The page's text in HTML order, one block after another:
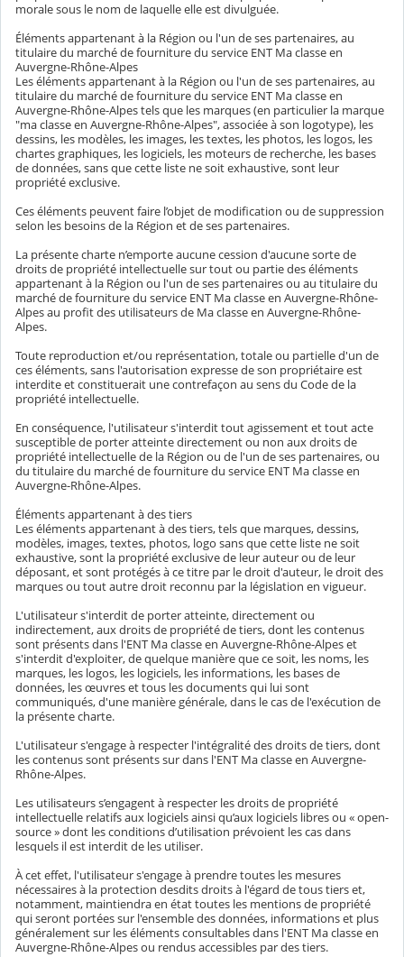
morale sous le nom de laquelle elle est divulguée.
Éléments appartenant à la Région ou l'un de ses partenaires, au
titulaire du marché de fourniture du service ENT Ma classe en
Auvergne-Rhône-Alpes
Les éléments appartenant à la Région ou l'un de ses partenaires, au
titulaire du marché de fourniture du service ENT Ma classe en
Auvergne-Rhône-Alpes tels que les marques (en particulier la marque
"ma classe en Auvergne-Rhône-Alpes", associée à son logotype), les
dessins, les modèles, les images, les textes, les photos, les logos, les
chartes graphiques, les logiciels, les moteurs de recherche, les bases
de données, sans que cette liste ne soit exhaustive, sont leur
propriété exclusive.
Ces éléments peuvent faire l’objet de modification ou de suppression
selon les besoins de la Région et de ses partenaires.
La présente charte n’emporte aucune cession d'aucune sorte de
droits de propriété intellectuelle sur tout ou partie des éléments
appartenant à la Région ou l'un de ses partenaires ou au titulaire du
marché de fourniture du service ENT Ma classe en Auvergne-Rhône-
Alpes au profit des utilisateurs de Ma classe en Auvergne-Rhône-
Alpes.
Toute reproduction et/ou représentation, totale ou partielle d'un de
ces éléments, sans l'autorisation expresse de son propriétaire est
interdite et constituerait une contrefaçon au sens du Code de la
propriété intellectuelle.
En conséquence, l'utilisateur s'interdit tout agissement et tout acte
susceptible de porter atteinte directement ou non aux droits de
propriété intellectuelle de la Région ou de l'un de ses partenaires, ou
du titulaire du marché de fourniture du service ENT Ma classe en
Auvergne-Rhône-Alpes.
Éléments appartenant à des tiers
Les éléments appartenant à des tiers, tels que marques, dessins,
modèles, images, textes, photos, logo sans que cette liste ne soit
exhaustive, sont la propriété exclusive de leur auteur ou de leur
déposant, et sont protégés à ce titre par le droit d'auteur, le droit des
marques ou tout autre droit reconnu par la législation en vigueur.
L'utilisateur s'interdit de porter atteinte, directement ou
indirectement, aux droits de propriété de tiers, dont les contenus
sont présents dans l'ENT Ma classe en Auvergne-Rhône-Alpes et
s'interdit d'exploiter, de quelque manière que ce soit, les noms, les
marques, les logos, les logiciels, les informations, les bases de
données, les œuvres et tous les documents qui lui sont
communiqués, d'une manière générale, dans le cas de l'exécution de
la présente charte.
L'utilisateur s'engage à respecter l'intégralité des droits de tiers, dont
les contenus sont présents sur dans l'ENT Ma classe en Auvergne-
Rhône-Alpes.
Les utilisateurs s’engagent à respecter les droits de propriété
intellectuelle relatifs aux logiciels ainsi qu’aux logiciels libres ou « open-
source » dont les conditions d’utilisation prévoient les cas dans
lesquels il est interdit de les utiliser.
À cet effet, l'utilisateur s'engage à prendre toutes les mesures
nécessaires à la protection desdits droits à l'égard de tous tiers et,
notamment, maintiendra en état toutes les mentions de propriété
qui seront portées sur l'ensemble des données, informations et plus
généralement sur les éléments consultables dans l'ENT Ma classe en
Auvergne-Rhône-Alpes ou rendus accessibles par des tiers.